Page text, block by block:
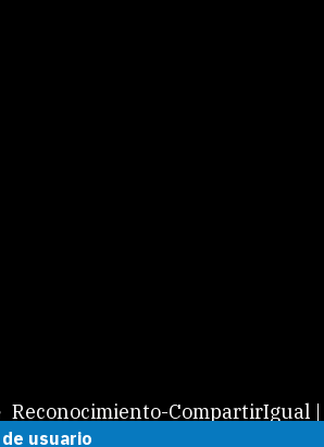
Reconocimiento-CompartirIgual |
usuario